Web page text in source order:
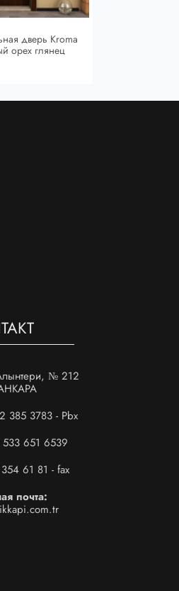
орех глянец
№ 212
385 3783 - Pbx
651 6539
61 81 - fax
почта: